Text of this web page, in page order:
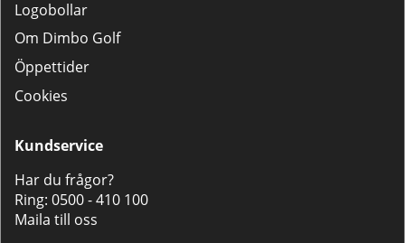
Logobollar
Om Dimbo Golf
Öppettider
Cookies
Kundservice
Har du frågor?
Ring: 0500 - 410 100
Maila till oss